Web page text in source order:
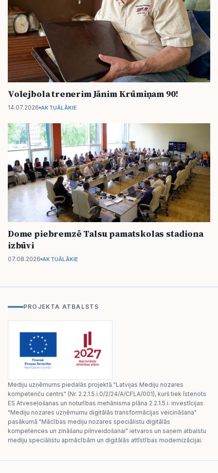
Volejbola trenerim Jānim Krūmiņam 90!
14.07.2026 AKTUĀLĀKIE
Dome piebremzē Talsu pamatskolas stadiona
izbūvi
07.08.2026 AKTUĀLĀKIE
PROJEKTA ATBALSTS
Mediju uzņēmums piedalās projektā "Latvijas Mediju nozares
kompetenču centrs" (Nr. 2.2.1.5.i.0/2/24/A/CFLA/001), kurš tiek īstenots
ES Atveseļošanas un noturības mehānisma plāna 2.2.1.5.i. investīcijas
"Mediju nozares uzņēmumu digitālās transformācijas veicināšana"
pasākumā "Mācības mediju nozares speciālistu digitālās
kompetences un zināšanu pilnveidošanai" ietvaros un saņem atbalstu
mediju speciālistu apmācībām un digitālās attīstības modernizācijai.